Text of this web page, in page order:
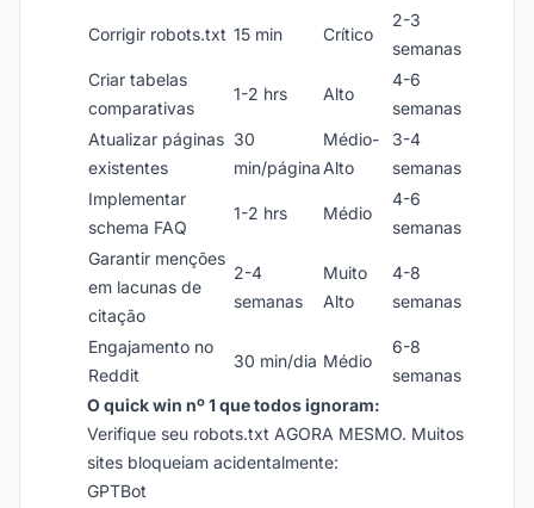
Corrigir robots.txt 15 min Crítico
2-3
semanas
Criar tabelas
comparativas
1-2 hrs Alto
4-6
semanas
Atualizar páginas
existentes
30
min/página
Médio-
Alto
3-4
semanas
Implementar
schema FAQ
1-2 hrs Médio
4-6
semanas
Garantir menções
em lacunas de
citação
2-4
semanas
Muito
Alto
4-8
semanas
Engajamento no
Reddit
30 min/dia Médio
6-8
semanas
O quick win nº 1 que todos ignoram:
Verifique seu robots.txt AGORA MESMO. Muitos
sites bloqueiam acidentalmente:
GPTBot